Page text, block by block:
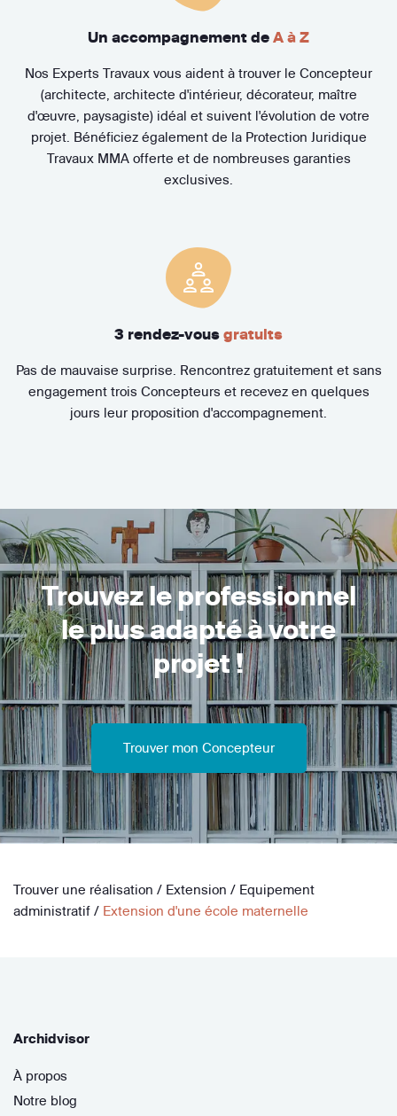
Un accompagnement de A à Z
Nos Experts Travaux vous aident à trouver le Concepteur
(architecte, architecte d'intérieur, décorateur, maître
d'œuvre, paysagiste) idéal et suivent l'évolution de votre
projet. Bénéficiez également de la Protection Juridique
Travaux MMA offerte et de nombreuses garanties
exclusives.
3 rendez-vous gratuits
Pas de mauvaise surprise. Rencontrez gratuitement et sans
engagement trois Concepteurs et recevez en quelques
jours leur proposition d'accompagnement.
Trouvez le professionnel
le plus adapté à votre
projet !
Trouver mon Concepteur
Trouver une réalisation / Extension / Equipement
administratif / Extension d'une école maternelle
Archidvisor
À propos
Notre blog